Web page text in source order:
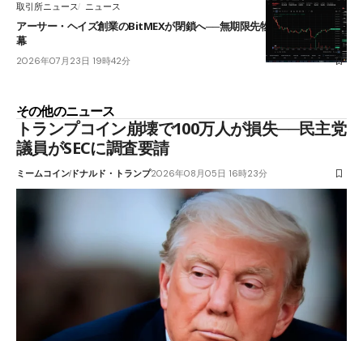
取引所ニュース ニュース
アーサー・ヘイズ創業のBitMEXが閉鎖へ──無期限先物を生んだ11年に
幕
2026年07月23日 19時42分
その他のニュース
トランプコイン崩壊で100万人が損失──民主党
議員がSECに調査要請
ミームコインドナルド・トランプ2026年08月05日 16時23分